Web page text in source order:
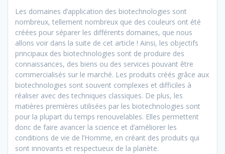
Les domaines d’application des biotechnologies sont
nombreux, tellement nombreux que des couleurs ont été
créées pour séparer les différents domaines, que nous
allons voir dans la suite de cet article ! Ainsi, les objectifs
principaux des biotechnologies sont de produire des
connaissances, des biens ou des services pouvant être
commercialisés sur le marché. Les produits créés grâce aux
biotechnologies sont souvent complexes et difficiles à
réaliser avec des techniques classiques. De plus, les
matières premières utilisées par les biotechnologies sont
pour la plupart du temps renouvelables. Elles permettent
donc de faire avancer la science et d’améliorer les
conditions de vie de l’Homme, en créant des produits qui
sont innovants et respectueux de la planète.